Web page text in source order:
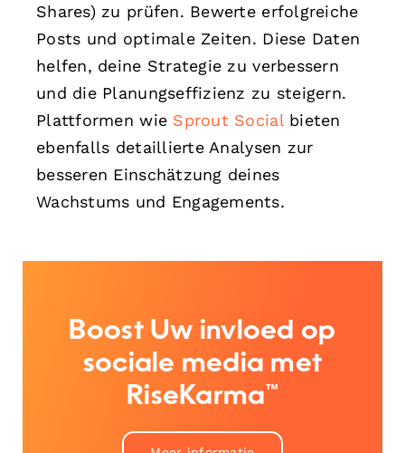
Shares) zu prüfen. Bewerte erfolgreiche
Posts und optimale Zeiten. Diese Daten
helfen, deine Strategie zu verbessern
und die Planungseffizienz zu steigern.
Plattformen wie Sprout Socialbieten
ebenfalls detaillierte Analysen zur
besseren Einschätzung deines
Wachstums und Engagements.
Boost Uw invloed op
sociale media met
RiseKarma™